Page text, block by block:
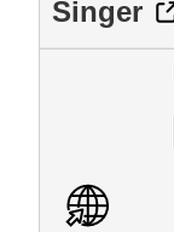
Singer